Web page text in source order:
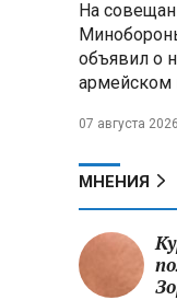
меры
от
ВСУ
На
объявил о
армейском
07 августа
МНЕНИЯ